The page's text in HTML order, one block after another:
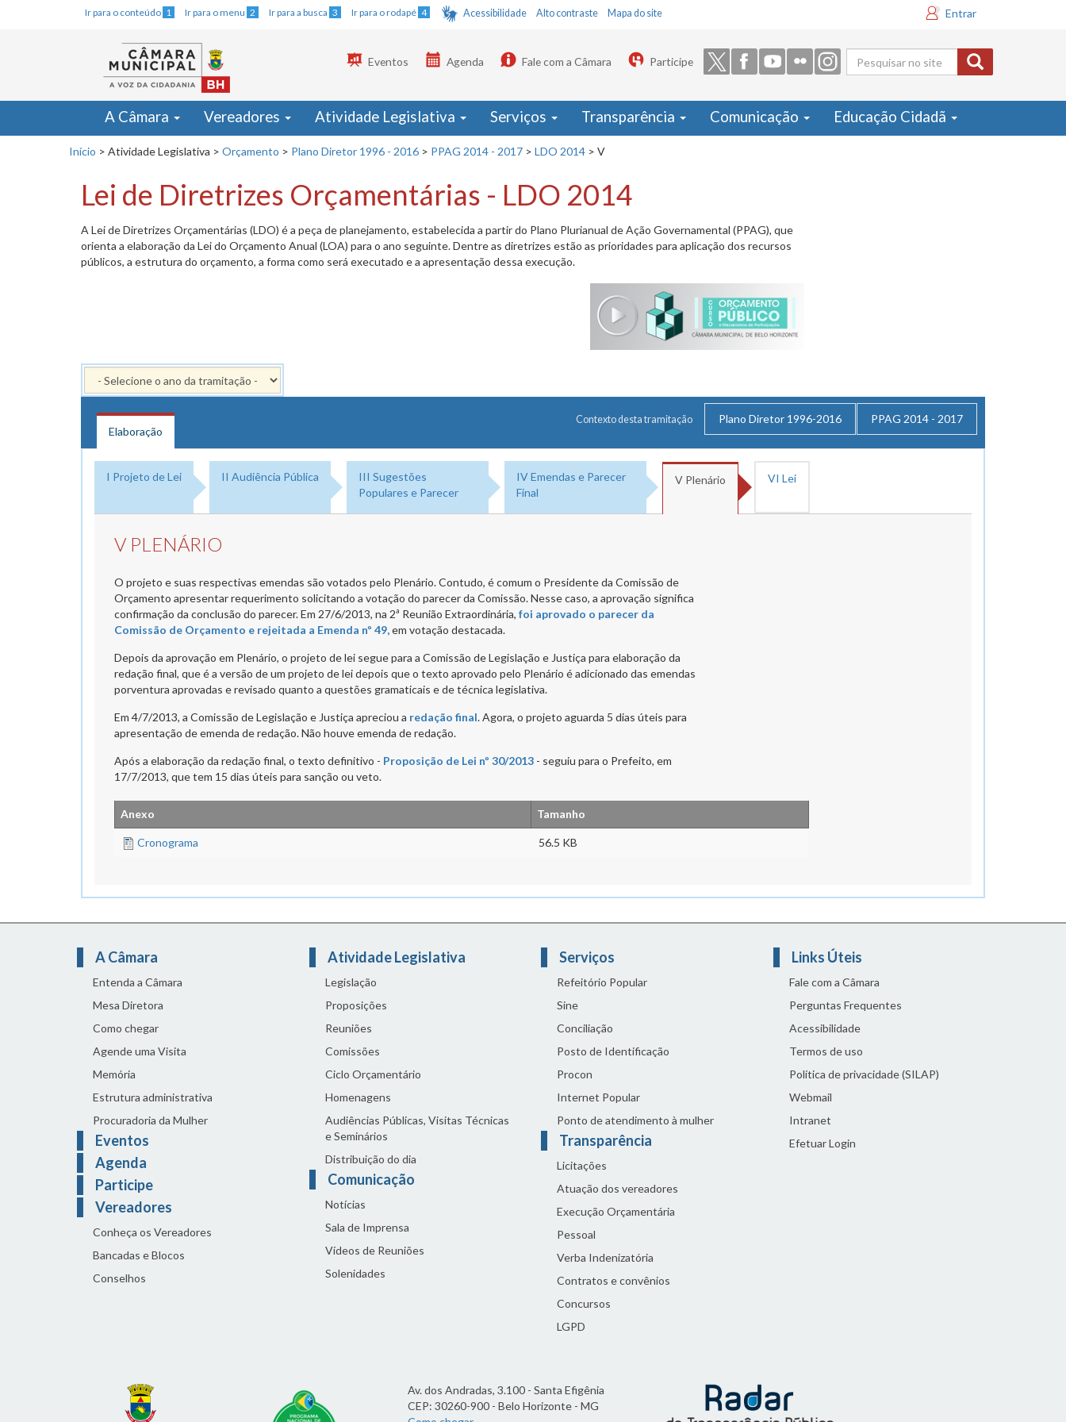
Ir para o conteúdo 1 Ir para o menu 2 Ir para a busca 3 Ir para o rodapé 4 Acessibilidade Alto contraste Mapa do site Entrar
Formulário
de busca
Eventos Agenda Fale com a Câmara Participe
A Câmara Vereadores Atividade Legislativa Serviços Transparência Comunicação Educação Cidadã
Início > Atividade Legislativa > Orçamento > Plano Diretor 1996 - 2016 > PPAG 2014 - 2017 > LDO 2014 > V
Lei de Diretrizes Orçamentárias - LDO 2014
A Lei de Diretrizes Orçamentárias (LDO) é a peça de planejamento, estabelecida a partir do Plano Plurianual de Ação Governamental (PPAG), que
orienta a elaboração da Lei do Orçamento Anual (LOA) para o ano seguinte. Dentre as diretrizes estão as prioridades para aplicação dos recursos
públicos, a estrutura do orçamento, a forma como será executado e a apresentação dessa execução.
Contexto desta tramitação Plano Diretor 1996-2016
PPAG 2014 - 2017
Elaboração
I Projeto de Lei II Audiência Pública
III Sugestões
Populares e Parecer
IV Emendas e Parecer
Final
V Plenário VI Lei
V PLENÁRIO
O projeto e suas respectivas emendas são votados pelo Plenário. Contudo, é comum o Presidente da Comissão de
Orçamento apresentar requerimento solicitando a votação do parecer da Comissão. Nesse caso, a aprovação significa
confirmação da conclusão do parecer. Em 27/6/2013, na 2ª Reunião Extraordinária, foi aprovado o parecer da
Comissão de Orçamento e rejeitada a Emenda nº 49,em votação destacada.
Depois da aprovação em Plenário, o projeto de lei segue para a Comissão de Legislação e Justiça para elaboração da
redação final, que é a versão de um projeto de lei depois que o texto aprovado pelo Plenário é adicionado das emendas
porventura aprovadas e revisado quanto a questões gramaticais e de técnica legislativa.
Em 4/7/2013, a Comissão de Legislação e Justiça apreciou a redação final. Agora, o projeto aguarda 5 dias úteis para
apresentação de emenda de redação. Não houve emenda de redação.
Após a elaboração da redação final, o texto definitivo - Proposição de Lei nº 30/2013 - seguiu para o Prefeito, em
17/7/2013, que tem 15 dias úteis para sanção ou veto.
Anexo Tamanho
Cronograma 56.5 KB
A Câmara
Entenda a Câmara
Mesa Diretora
Como chegar
Agende uma Visita
Memória
Estrutura administrativa
Procuradoria da Mulher
Eventos
Agenda
Participe
Vereadores
Conheça os Vereadores
Bancadas e Blocos
Conselhos
Atividade Legislativa
Legislação
Proposições
Reuniões
Comissões
Ciclo Orçamentário
Homenagens
Audiências Públicas, Visitas Técnicas
e Seminários
Distribuição do dia
Comunicação
Notícias
Sala de Imprensa
Vídeos de Reuniões
Solenidades
Serviços
Refeitório Popular
Sine
Conciliação
Posto de Identificação
Procon
Internet Popular
Ponto de atendimento à mulher
Transparência
Licitações
Atuação dos vereadores
Execução Orçamentária
Pessoal
Verba Indenizatória
Contratos e convênios
Concursos
LGPD
Links Úteis
Fale com a Câmara
Perguntas Frequentes
Acessibilidade
Termos de uso
Política de privacidade (SILAP)
Webmail
Intranet
Efetuar Login
Av. dos Andradas, 3.100 - Santa Efigênia
CEP: 30260-900 - Belo Horizonte - MG